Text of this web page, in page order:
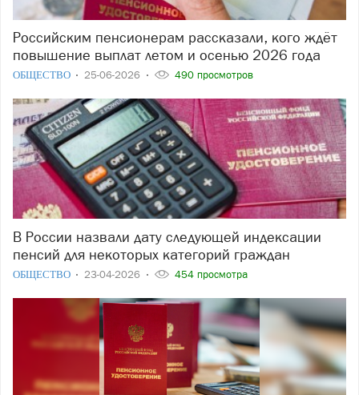
Российским пенсионерам рассказали, кого ждёт
повышение выплат летом и осенью 2026 года
ОБЩЕСТВО 25-06-2026 490 просмотров
В России назвали дату следующей индексации
пенсий для некоторых категорий граждан
ОБЩЕСТВО 23-04-2026 454 просмотра